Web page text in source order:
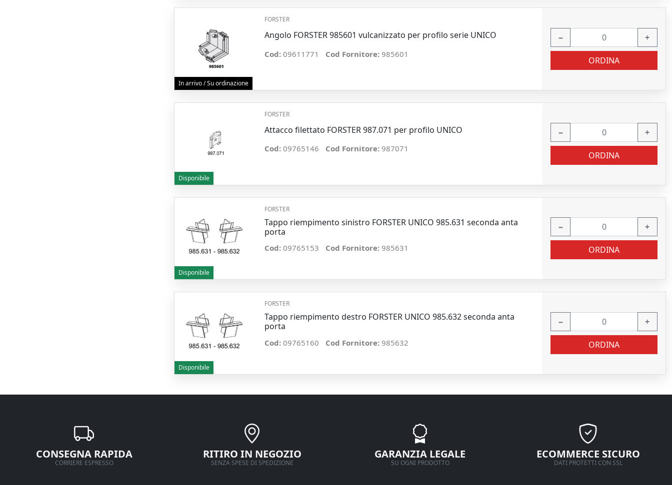
In arrivo / Su ordinazione
FORSTER
Angolo FORSTER 985601 vulcanizzato per profilo serie UNICO
Cod: 09611771 Cod Fornitore: 985601
− +
ORDINA
Disponibile
FORSTER
Attacco filettato FORSTER 987.071 per profilo UNICO
Cod: 09765146 Cod Fornitore: 987071
− +
ORDINA
Disponibile
FORSTER
Tappo riempimento sinistro FORSTER UNICO 985.631 seconda anta
porta
Cod: 09765153 Cod Fornitore: 985631
− +
ORDINA
Disponibile
FORSTER
Tappo riempimento destro FORSTER UNICO 985.632 seconda anta
porta
Cod: 09765160 Cod Fornitore: 985632
− +
ORDINA
CONSEGNA RAPIDA
CORRIERE ESPRESSO
RITIRO IN NEGOZIO
SENZA SPESE DI SPEDIZIONE
GARANZIA LEGALE
SU OGNI PRODOTTO
ECOMMERCE SICURO
DATI PROTETTI CON SSL